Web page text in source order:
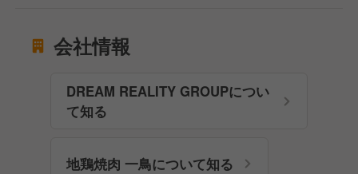
会社情報
DREAM REALITY GROUPについ
て知る
地鶏焼肉 一鳥について知る